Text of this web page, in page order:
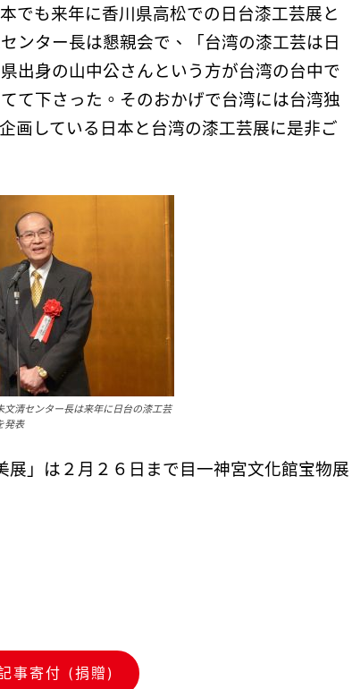
でも来年に香川県高松での日台漆工芸展と
ンター長は懇親会で、「台湾の漆工芸は日
出身の山中公さんという方が台湾の台中で
て下さった。そのおかげで台湾には台湾独
画している日本と台湾の漆工芸展に是非ご
文清センター長は来年に日台の漆工芸
発表
展」は２月２６日まで目一神宮文化館宝物展
事寄付 (捐贈)